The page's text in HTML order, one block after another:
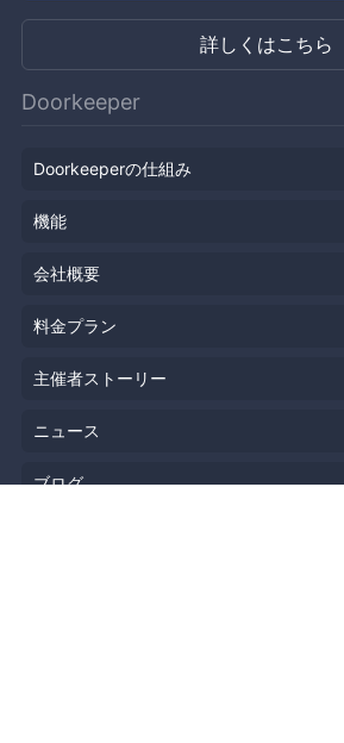
詳しくはこちら
Doorkeeper
Doorkeeperの仕組み
機能
会社概要
料金プラン
主催者ストーリー
ニュース
ブログ